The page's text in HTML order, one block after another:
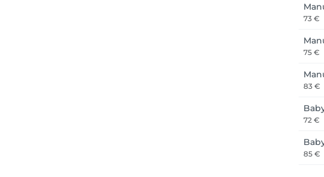
73 €
75 €
83 €
72 €
85 €